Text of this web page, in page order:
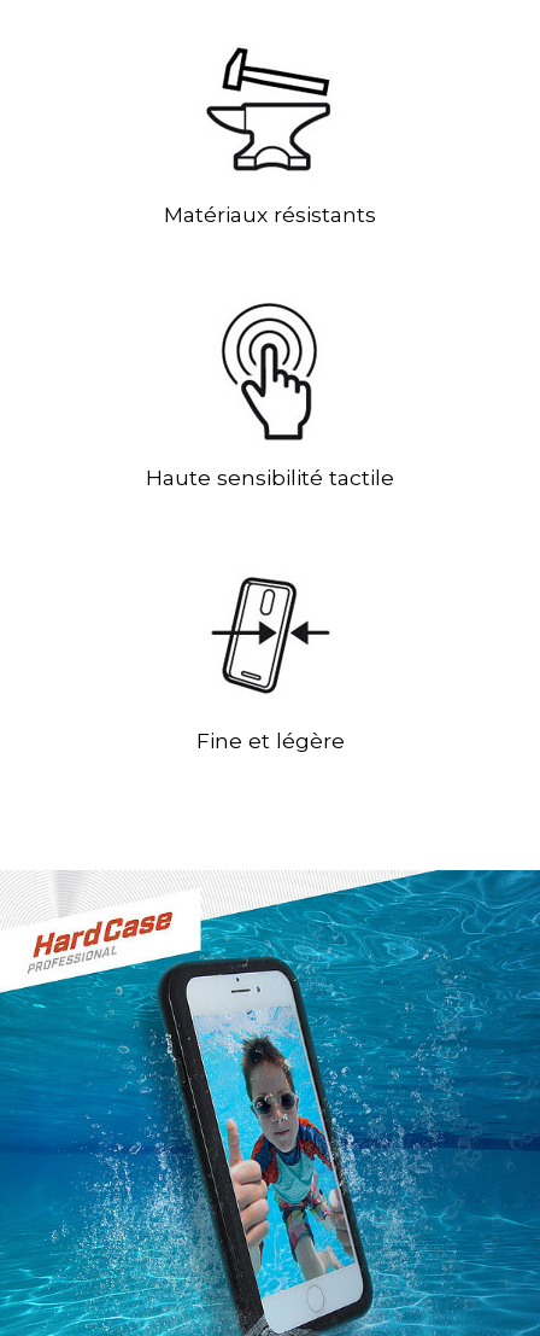
Matériaux résistants
Haute sensibilité tactile
Fine et légère